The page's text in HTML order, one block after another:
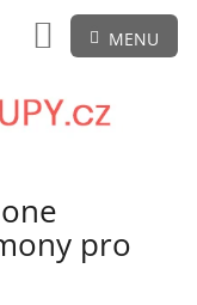
NÁKUPNÍ
KOŠÍK
pro